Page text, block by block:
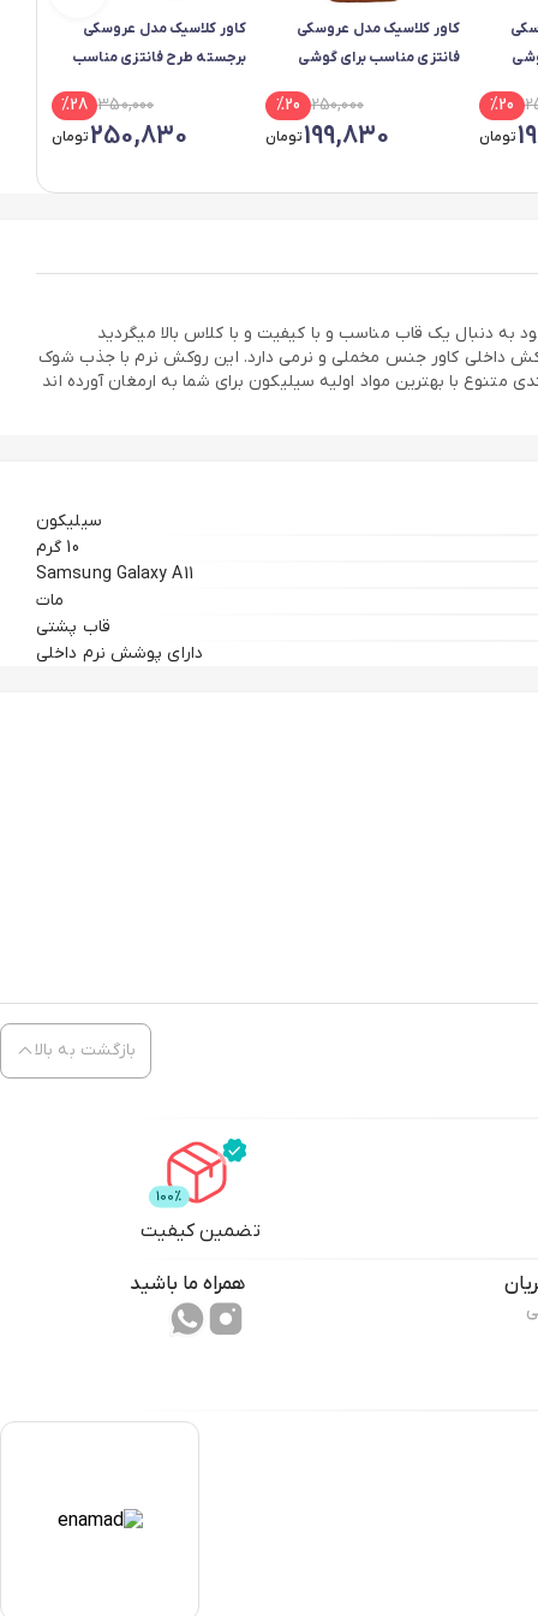
%20
تومان
کاور کلاسیک مدل عروسکی
فانتزی مناسب برای گوشی
250,000
%20
199,830تومان
کاور کلاسیک مدل‌‌‌ عروسکی
برجسته طرح فانتزی مناسب
350,000
%28
250,830تومان
دنبال یک قاب مناسب و با کیفیت و با کلاس بالا میگردید
داخلی کاور جنس مخملی و نرمی دارد. این روکش نرم با جذب شوک
با بهترین مواد اولیه سیلیکون برای شما به ارمغان آورده اند
سیلیکون
10 گرم
Samsung Galaxy A11
مات
قاب پشتی
دارای پوشش نرم داخلی
بازگشت به بالا
تضمین کیفیت
همراه ما باشید